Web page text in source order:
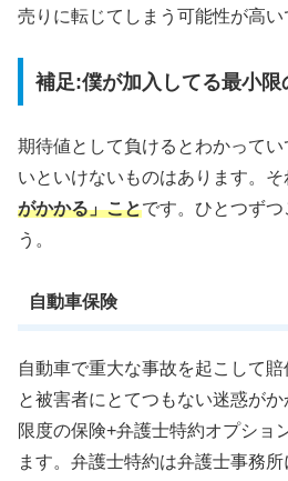
売りに転じてしまう可能性が高い
補足:僕が加入してる最小限
期待値として負けるとわかって
いといけないものはあります。そ
がかかる」ことです。ひとつず
う。
自動車保険
自動車で重大な事故を起こして
と被害者にとてつもない迷惑が
限度の保険+弁護士特約オプショ
ます。弁護士特約は弁護士事務